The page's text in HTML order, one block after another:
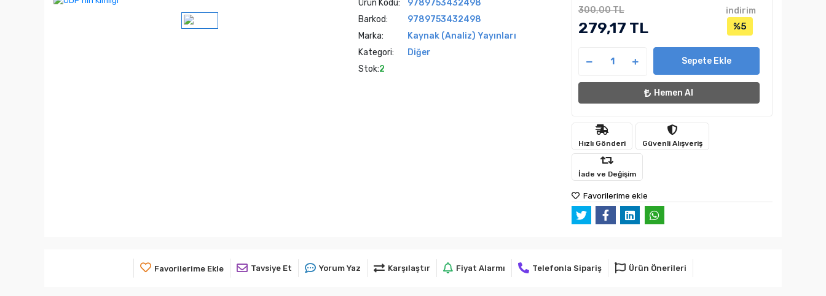
Ürün Kodu:
9789753432498
Barkod:
9789753432498
Marka:
Kaynak (Analiz) Yayınları
Kategori:
Diğer
Stok:2
300,00 TL
279,17 TL
indirim
%5
Sepete Ekle
Hemen Al
Hızlı Gönderi Güvenli Alışveriş
İade ve Değişim
Favorilerime ekle
Favorilerime Ekle Tavsiye Et Yorum Yaz Karşılaştır Fiyat Alarmı Telefonla Sipariş Ürün Önerileri